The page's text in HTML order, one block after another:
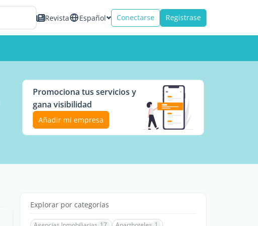
Revista Español Conectarse Registrase
Promociona tus servicios y
gana visibilidad
Añadir mi empresa
Explorar por categorías